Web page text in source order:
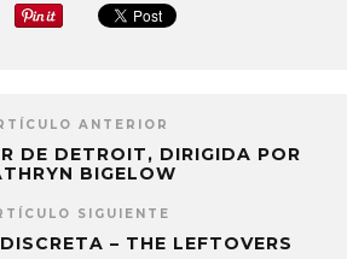
ANTERIOR
DE DETROIT, DIRIGIDA POR
BIGELOW
SIGUIENTE
– THE LEFTOVERS